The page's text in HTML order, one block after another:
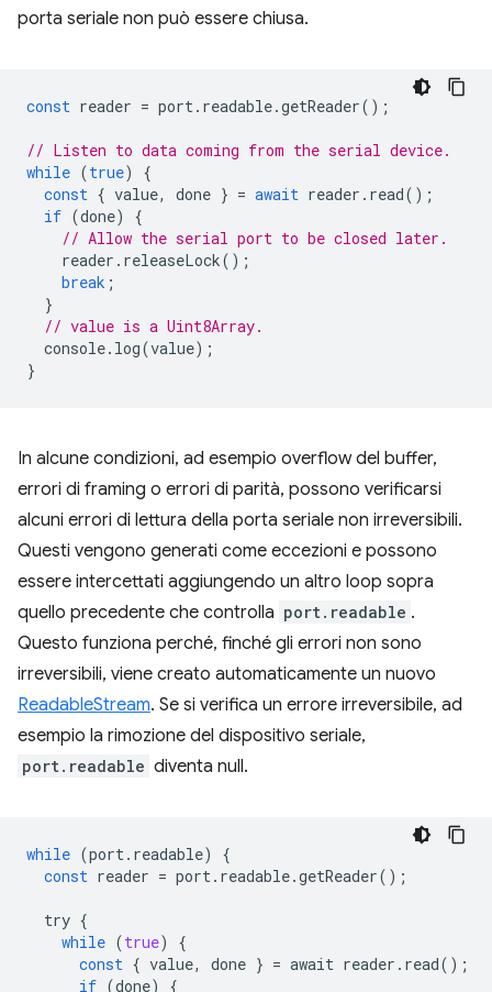
porta seriale non può essere chiusa.
const reader = port. readable.getReader();
// Listen to data coming from the serial device.
while (true)
{
const { value, done } = await reader . read();
if (done)
{
// Allow the serial port to be closed later.
reader . releaseLock();
break ;
}
// value is a Uint8Array.
console. log(value);
}
In alcune condizioni, ad esempio overflow del buffer,
errori di framing o errori di parità, possono verificarsi
alcuni errori di lettura della porta seriale non irreversibili.
Questi vengono generati come eccezioni e possono
essere intercettati aggiungendo un altro loop sopra
quello precedente che controlla port.readable .
Questo funziona perché, finché gli errori non sono
irreversibili, viene creato automaticamente un nuovo
ReadableStream. Se si verifica un errore irreversibile, ad
esempio la rimozione del dispositivo seriale,
port.readable diventa null.
while (port. readable)
{
const reader = port. readable.getReader();
try {
while (true)
{
const { value, done } = await reader . read();
if (done) {